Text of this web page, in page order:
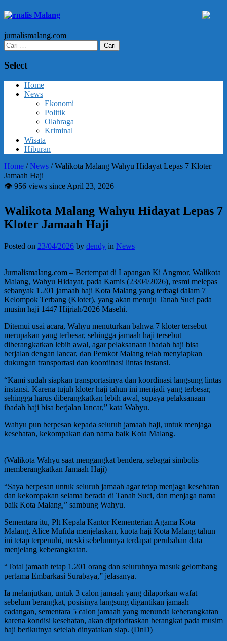
Jurnalis Malang
jurnalismalang.com
Cari
untuk:
Select
Home
News
Ekonomi
Politik
Olahraga
Kriminal
Wisata
Hiburan
Home /News /Walikota Malang Wahyu Hidayat Lepas 7 Kloter
Jamaah Haji
👁 956 views since April 23, 2026
Walikota Malang Wahyu Hidayat Lepas 7
Kloter Jamaah Haji
Posted on 23/04/2026 by dendy in News
Jurnalismalang.com – Bertempat di Lapangan Ki Angmor, Walikota
Malang, Wahyu Hidayat, pada Kamis (23/04/2026), resmi melepas
sebanyak 1.201 jamaah haji Kota Malang yang terbagi dalam 7
Kelompok Terbang (Kloter), yang akan menuju Tanah Suci pada
musim haji 1447 Hijriah/2026 Masehi.
Ditemui usai acara, Wahyu menuturkan bahwa 7 kloter tersebut
merupakan yang terbesar, sehingga jamaah haji tersebut
diberangkatkan lebih awal, agar pelaksanaan ibadah haji bisa
berjalan dengan lancar, dan Pemkot Malang telah menyiapkan
dukungan transportasi dan koordinasi lintas instansi.
“Kami sudah siapkan transportasinya dan koordinasi langsung lintas
instansi. Karena tujuh kloter haji tahun ini menjadi yang terbesar,
sehingga harus diberangkatkan lebih awal, supaya pelaksanaan
ibadah haji bisa berjalan lancar,” kata Wahyu.
Wahyu pun berpesan kepada seluruh jamaah haji, untuk menjaga
kesehatan, kekompakan dan nama baik Kota Malang.
(Walikota Wahyu saat mengangkat bendera, sebagai simbolis
memberangkatkan Jamaah Haji)
“Saya berpesan untuk seluruh jamaah agar tetap menjaga kesehatan
dan kekompakan selama berada di Tanah Suci, dan menjaga nama
baik Kota Malang,” sambung Wahyu.
Sementara itu, Plt Kepala Kantor Kementerian Agama Kota
Malang, Alice Mufida menjelaskan, kuota haji Kota Malang tahun
ini tetap terpenuhi, meski sebelumnya terdapat perubahan data
menjelang keberangkatan.
“Total jamaah tetap 1.201 orang dan seluruhnya masuk gelombang
pertama Embarkasi Surabaya,” jelasanya.
Ia melanjutkan, untuk 3 calon jamaah yang dilaporkan wafat
sebelum berangkat, posisinya langsung digantikan jamaah
cadangan, sementara 5 calon jamaah yang menunda keberangkatan
karena kondisi kesehatan, akan diprioritaskan berangkat pada musim
haji berikutnya setelah dinyatakan siap. (DnD)